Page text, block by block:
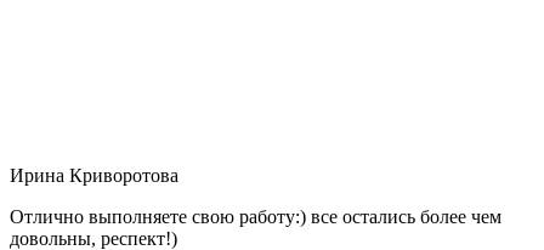
Ирина Криворотова
Отлично выполняете свою работу:) все остались более чем
довольны, респект!)